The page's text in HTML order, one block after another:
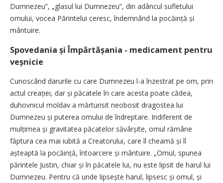
Dumnezeu”, „glasul lui Dumnezeu”, din adâncul sufletului
omului, vocea Părintelui ceresc, îndemnând la pocăință și
mântuire.
Spovedania și Împărtășania - medicament pentru
veșnicie
Cunoscând darurile cu care Dumnezeu l-a înzestrat pe om, prin
actul creației, dar și păcatele în care acesta poate cădea,
duhovnicul moldav a mărturisit neobosit dragostea lui
Dumnezeu și puterea omului de îndreptare. Indiferent de
mulțimea și gravitatea păcatelor săvârșite, omul rămâne
făptura cea mai iubită a Creatorului, care îl cheamă și îl
așteaptă la pocăință, întoarcere și mântuire. „Omul, spunea
părintele Justin, chiar și în păcatele lui, nu este lipsit de harul lui
Dumnezeu. Pentru că unde lipsește harul, lipsesc și omul, și